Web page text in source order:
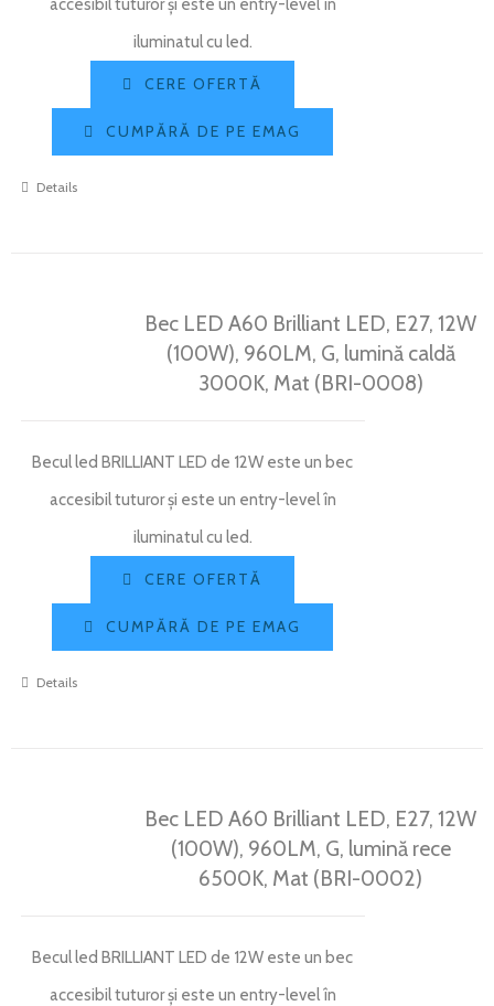
iluminatul cu led.
CERE OFERTĂ
CUMPĂRĂ DE PE EMAG
Details
Bec LED A60 Brilliant LED, E27, 12W
(100W), 960LM, G, lumină caldă
3000K, Mat (BRI-0008)
Becul led BRILLIANT LED de 12W este un bec
accesibil tuturor și este un entry-level în
iluminatul cu led.
CERE OFERTĂ
CUMPĂRĂ DE PE EMAG
Details
Bec LED A60 Brilliant LED, E27, 12W
(100W), 960LM, G, lumină rece
6500K, Mat (BRI-0002)
Becul led BRILLIANT LED de 12W este un bec
accesibil tuturor și este un entry-level în